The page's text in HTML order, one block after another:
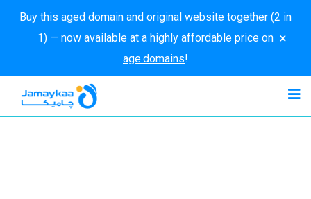
Buy this aged domain and original website together (2 in
1) — now available at a highly affordable price on
age.domains!
×